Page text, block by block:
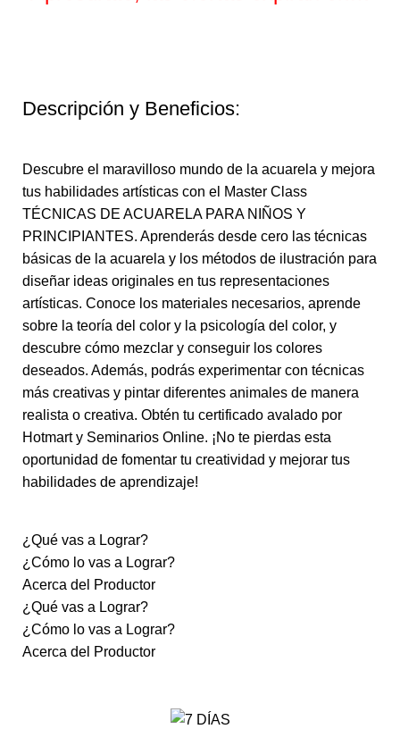
Descripción y Beneficios:
Descubre el maravilloso mundo de la acuarela y mejora
tus habilidades artísticas con el Master Class
TÉCNICAS DE ACUARELA PARA NIÑOS Y
PRINCIPIANTES. Aprenderás desde cero las técnicas
básicas de la acuarela y los métodos de ilustración para
diseñar ideas originales en tus representaciones
artísticas. Conoce los materiales necesarios, aprende
sobre la teoría del color y la psicología del color, y
descubre cómo mezclar y conseguir los colores
deseados. Además, podrás experimentar con técnicas
más creativas y pintar diferentes animales de manera
realista o creativa. Obtén tu certificado avalado por
Hotmart y Seminarios Online. ¡No te pierdas esta
oportunidad de fomentar tu creatividad y mejorar tus
habilidades de aprendizaje!
¿Qué vas a Lograr?
¿Cómo lo vas a Lograr?
Acerca del Productor
¿Qué vas a Lograr?
¿Cómo lo vas a Lograr?
Acerca del Productor